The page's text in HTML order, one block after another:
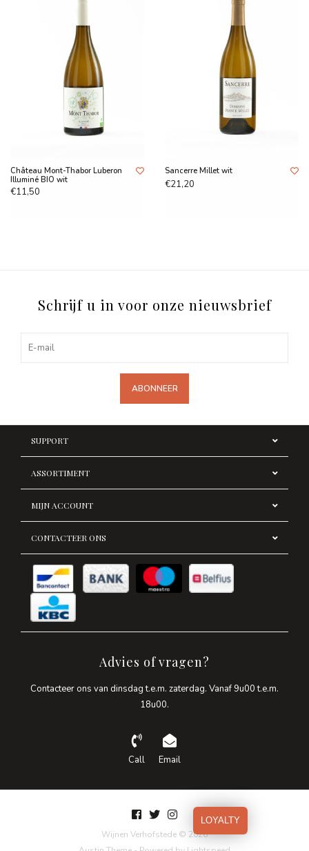
Château Mont-Thabor Luberon
Illuminé BIO wit
€11,50
Sancerre Millet wit
€21,20
Schrijf u in voor onze nieuwsbrief
ABONNEER
SUPPORT
ASSORTIMENT
MIJN ACCOUNT
CONTACTEER ONS
Advies of vragen?
Contacteer ons van dinsdag t.e.m. zaterdag. Vanaf 9u00 t.e.m.
18u00.
Call Email
Wijnen Verhofstede © 2026
LOYALTY